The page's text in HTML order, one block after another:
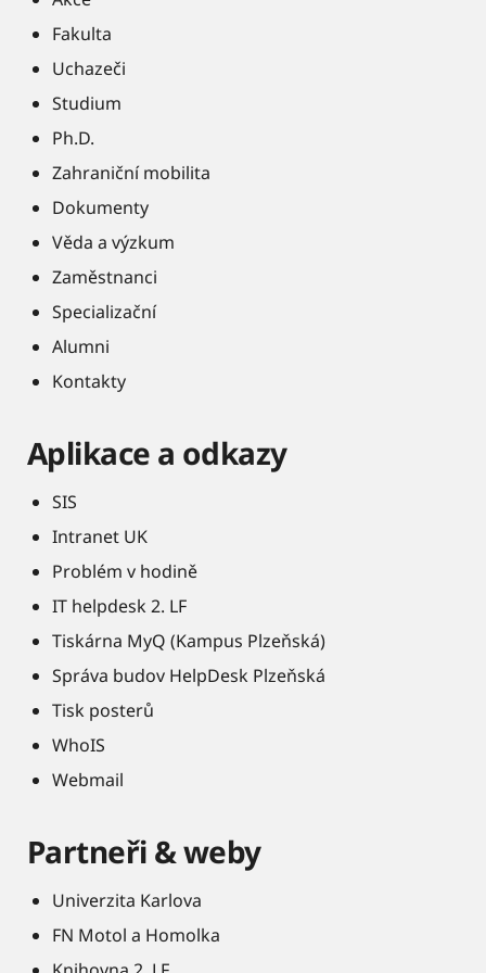
Fakulta
Uchazeči
Studium
Ph.D.
Zahraniční mobilita
Dokumenty
Věda a výzkum
Zaměstnanci
Specializační
Alumni
Kontakty
Aplikace a odkazy
SIS
Intranet UK
Problém v hodině
IT helpdesk 2. LF
Tiskárna MyQ (Kampus Plzeňská)
Správa budov HelpDesk Plzeňská
Tisk posterů
WhoIS
Webmail
Partneři & weby
Univerzita Karlova
FN Motol a Homolka